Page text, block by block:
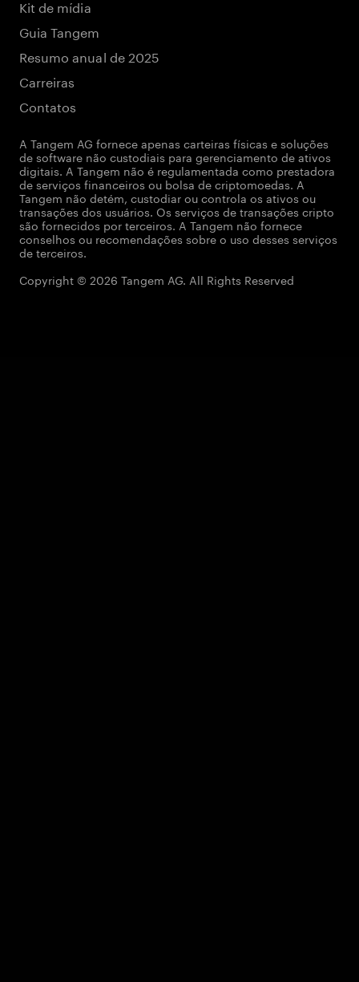
Kit de mídia
Guia Tangem
Resumo anual de 2025
Carreiras
Contatos
A Tangem AG fornece apenas carteiras físicas e soluções
de software não custodiais para gerenciamento de ativos
digitais. A Tangem não é regulamentada como prestadora
de serviços financeiros ou bolsa de criptomoedas. A
Tangem não detém, custodiar ou controla os ativos ou
transações dos usuários. Os serviços de transações cripto
são fornecidos por terceiros. A Tangem não fornece
conselhos ou recomendações sobre o uso desses serviços
de terceiros.